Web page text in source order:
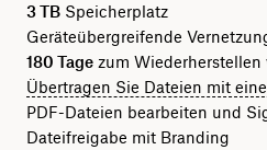
3 TB Speicherplatz
Geräteübergreifende
180 Tage zum
Übertragen Sie Dateien mit
PDF-Dateien bearbeiten und
Dateifreigabe mit Branding